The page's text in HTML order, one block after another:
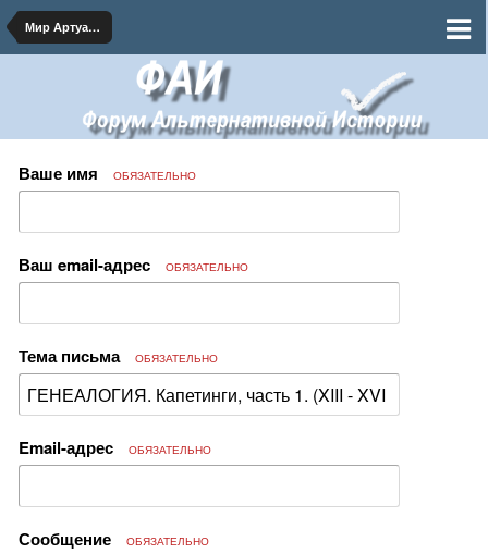
Мир Артуасской Династии
Ваше имя ОБЯЗАТЕЛЬНО
Ваш email-адрес ОБЯЗАТЕЛЬНО
Тема письма ОБЯЗАТЕЛЬНО
Email-адрес ОБЯЗАТЕЛЬНО
Сообщение ОБЯЗАТЕЛЬНО